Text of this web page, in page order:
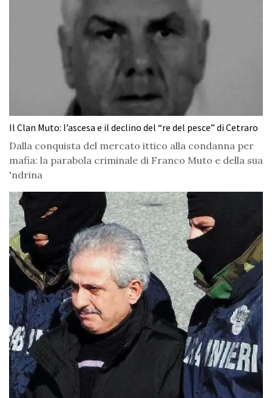
Il Clan Muto: l’ascesa e il declino del “re del pesce” di Cetraro
Dalla conquista del mercato ittico alla condanna per
mafia: la parabola criminale di Franco Muto e della sua
'ndrina